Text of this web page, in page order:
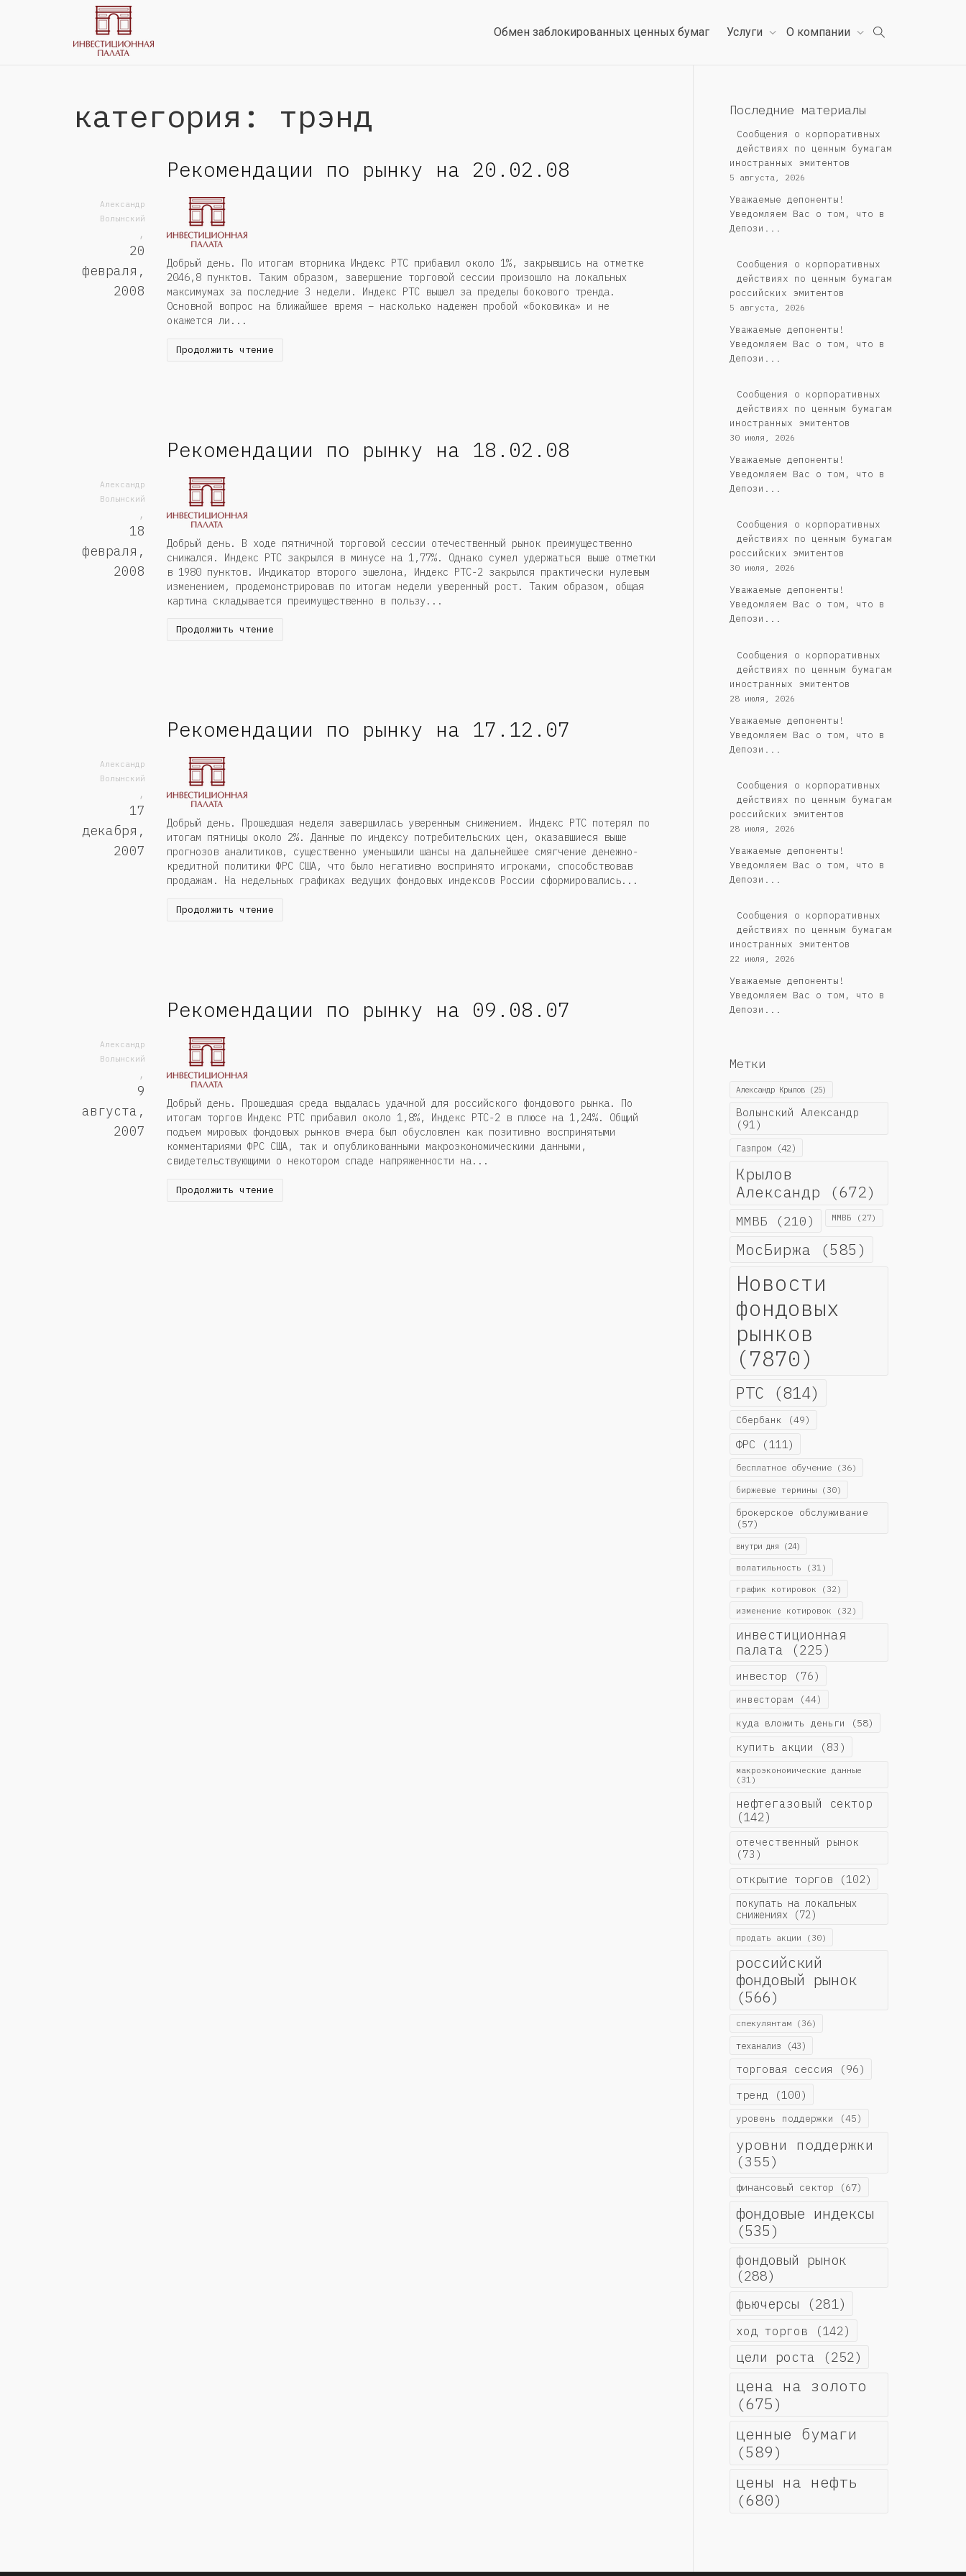
Обмен заблокированных ценных бумаг Услуги О компании
категория: трэнд
Рекомендации по рынку на 20.02.08
Александр
Волынский
,
20
февраля,
2008
Добрый день. По итогам вторника Индекс РТС прибавил около 1%, закрывшись на отметке
2046,8 пунктов. Таким образом, завершение торговой сессии произошло на локальных
максимумах за последние 3 недели. Индекс РТС вышел за пределы бокового тренда.
Основной вопрос на ближайшее время – насколько надежен пробой «боковика» и не
окажется ли...
Продолжить чтение
Рекомендации по рынку на 18.02.08
Александр
Волынский
,
18
февраля,
2008
Добрый день. В ходе пятничной торговой сессии отечественный рынок преимущественно
снижался. Индекс РТС закрылся в минусе на 1,77%. Однако сумел удержаться выше отметки
в 1980 пунктов. Индикатор второго эшелона, Индекс РТС-2 закрылся практически нулевым
изменением, продемонстрировав по итогам недели уверенный рост. Таким образом, общая
картина складывается преимущественно в пользу...
Продолжить чтение
Рекомендации по рынку на 17.12.07
Александр
Волынский
,
17
декабря,
2007
Добрый день. Прошедшая неделя завершилась уверенным снижением. Индекс РТС потерял по
итогам пятницы около 2%. Данные по индексу потребительских цен, оказавшиеся выше
прогнозов аналитиков, существенно уменьшили шансы на дальнейшее смягчение денежно-
кредитной политики ФРС США, что было негативно воспринято игроками, способствовав
продажам. На недельных графиках ведущих фондовых индексов России сформировались...
Продолжить чтение
Рекомендации по рынку на 09.08.07
Александр
Волынский
,
9
августа,
2007
Добрый день. Прошедшая среда выдалась удачной для российского фондового рынка. По
итогам торгов Индекс РТС прибавил около 1,8%, Индекс РТС-2 в плюсе на 1,24%. Общий
подъем мировых фондовых рынков вчера был обусловлен как позитивно воспринятыми
комментариями ФРС США, так и опубликованными макроэкономическими данными,
свидетельствующими о некотором спаде напряженности на...
Продолжить чтение
Последние материалы
Сообщения о корпоративных
действиях по ценным бумагам
иностранных эмитентов
5 августа, 2026
Уважаемые депоненты!
Уведомляем Вас о том, что в
Депози...
Cообщения о корпоративных
действиях по ценным бумагам
российских эмитентов
5 августа, 2026
Уважаемые депоненты!
Уведомляем Вас о том, что в
Депози...
Сообщения о корпоративных
действиях по ценным бумагам
иностранных эмитентов
30 июля, 2026
Уважаемые депоненты!
Уведомляем Вас о том, что в
Депози...
Cообщения о корпоративных
действиях по ценным бумагам
российских эмитентов
30 июля, 2026
Уважаемые депоненты!
Уведомляем Вас о том, что в
Депози...
Сообщения о корпоративных
действиях по ценным бумагам
иностранных эмитентов
28 июля, 2026
Уважаемые депоненты!
Уведомляем Вас о том, что в
Депози...
Cообщения о корпоративных
действиях по ценным бумагам
российских эмитентов
28 июля, 2026
Уважаемые депоненты!
Уведомляем Вас о том, что в
Депози...
Сообщения о корпоративных
действиях по ценным бумагам
иностранных эмитентов
22 июля, 2026
Уважаемые депоненты!
Уведомляем Вас о том, что в
Депози...
Метки
Александр Крылов(25)
Волынский Александр
(91)
Газпром(42)
Крылов
Александр (672)
ММВБ (210) ММВБ (27)
МосБиржа (585)
Новости
фондовых
рынков
(7870)
РТС (814)
Сбербанк (49)
ФРС (111)
бесплатное обучение(36)
биржевые термины(30)
брокерское обслуживание
(57)
внутри дня (24)
волатильность (31)
график котировок (32)
изменение котировок (32)
инвестиционная
палата (225)
инвестор (76)
инвесторам (44)
куда вложить деньги (58)
купить акции (83)
макроэкономические данные
(31)
нефтегазовый сектор
(142)
отечественный рынок
(73)
открытие торгов (102)
покупать на локальных
снижениях(72)
продать акции (30)
российский
фондовый рынок
(566)
спекулянтам(36)
теханализ (43)
торговая сессия (96)
тренд (100)
уровень поддержки (45)
уровни поддержки
(355)
финансовый сектор (67)
фондовые индексы
(535)
фондовый рынок
(288)
фьючерсы (281)
ход торгов (142)
цели роста (252)
цена на золото
(675)
ценные бумаги
(589)
цены на нефть
(680)